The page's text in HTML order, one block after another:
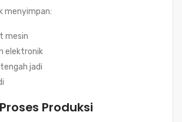
menyimpan:
mesin
elektronik
jadi
Produksi